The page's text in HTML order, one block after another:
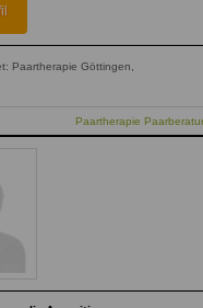
Paartherapie Göttingen,
Paartherapie